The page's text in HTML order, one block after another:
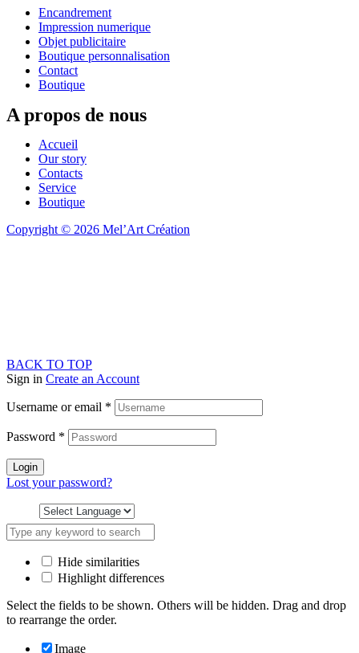
Encandrement
Impression numerique
Objet publicitaire
Boutique personnalisation
Contact
Boutique
A propos de nous
Accueil
Our story
Contacts
Service
Boutique
Copyright © 2026 Mel’Art Création
BACK TO TOP
Sign in Create an Account
Username or email *
Password *
Login
Lost your password?
Hide similarities
Highlight differences
Select the fields to be shown. Others will be hidden. Drag and drop
to rearrange the order.
Image